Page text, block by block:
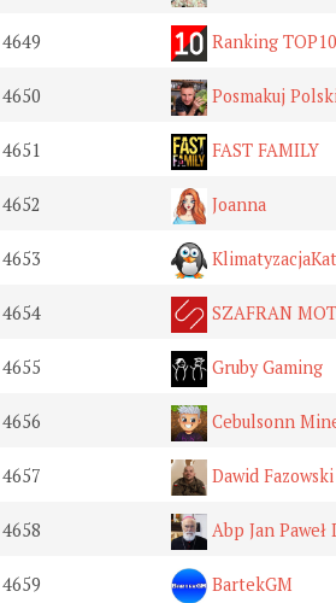
4649 Ranking TOP10
4650 Posmakuj
4651 FAST FAMILY
4652 Joanna
4653
4654 SZAFRAN
4655 Gruby Gaming
4656 Cebulsonn
4657 Dawid Fazowski
4658 Abp Jan Paweł
4659 BartekGM